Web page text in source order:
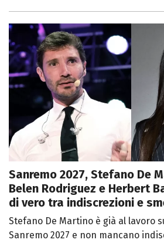
Sanremo 2027, Stefano De
Belen Rodriguez e Herbert
di vero tra indiscrezioni e
Stefano De Martino è già al lavoro
Sanremo 2027 e non mancano